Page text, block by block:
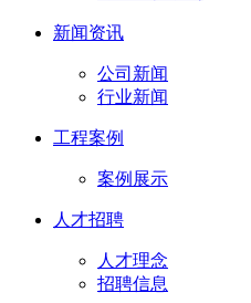
新闻资讯
公司新闻
行业新闻
工程案例
案例展示
人才招聘
人才理念
招聘信息